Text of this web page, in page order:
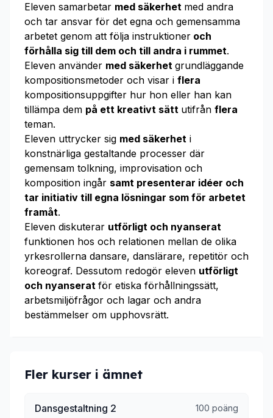
Eleven samarbetar med säkerhet med andra
och tar ansvar för det egna och gemensamma
arbetet genom att följa instruktioner och
förhålla sig till dem och till andra i rummet.
Eleven använder med säkerhet grundläggande
kompositionsmetoder och visar i flera
kompositionsuppgifter hur hon eller han kan
tillämpa dem på ett kreativt sätt utifrån flera
teman.
Eleven uttrycker sig med säkerhet i
konstnärliga gestaltande processer där
gemensam tolkning, improvisation och
komposition ingår samt presenterar idéer och
tar initiativ till egna lösningar som för arbetet
framåt.
Eleven diskuterar utförligt och nyanserat
funktionen hos och relationen mellan de olika
yrkesrollerna dansare, danslärare, repetitör och
koreograf. Dessutom redogör eleven utförligt
och nyanserat för etiska förhållningssätt,
arbetsmiljöfrågor och lagar och andra
bestämmelser om upphovsrätt.
Fler kurser i ämnet
Dansgestaltning 2 100 poäng